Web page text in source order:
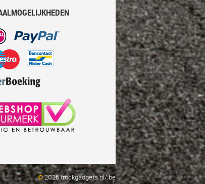
©2026 truckgadgets.nl/.be